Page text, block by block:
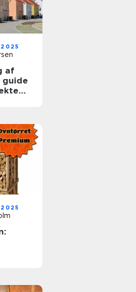
af
guide